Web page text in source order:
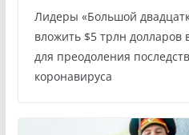
Лидеры «Большой
вложить $5 трлн долларов
для преодоления
коронавируса